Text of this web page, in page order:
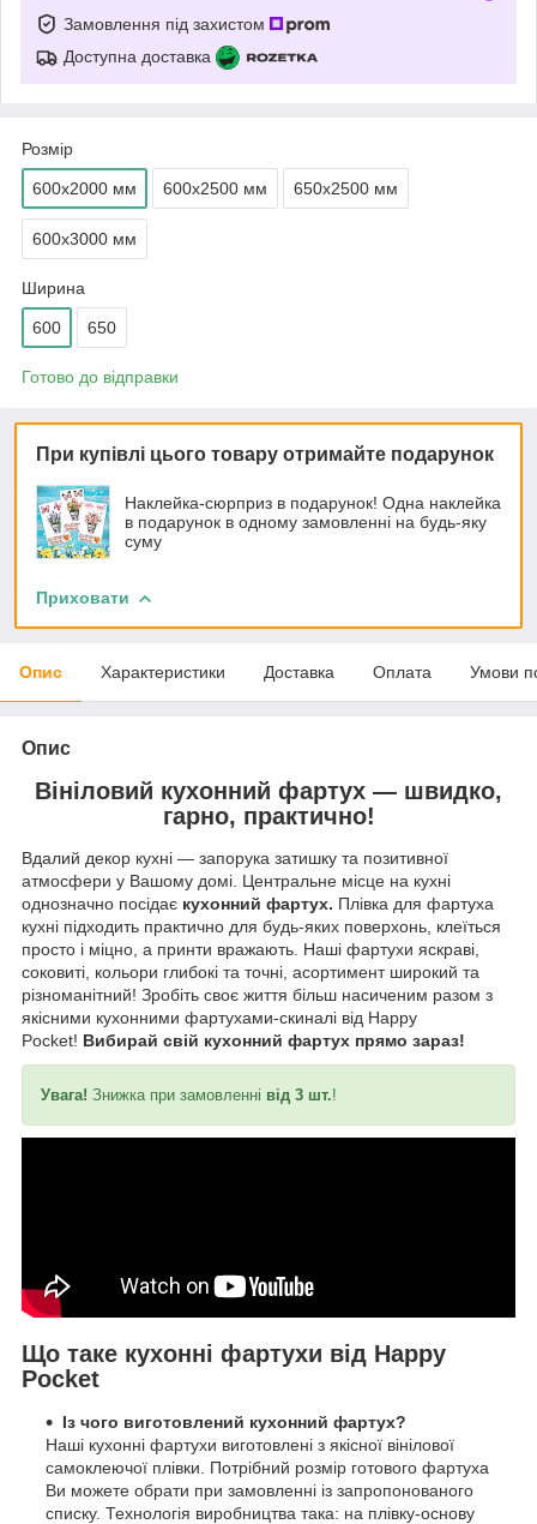
Замовлення під захистом
Доступна доставка
Розмір
600х2000 мм 600х2500 мм 650х2500 мм
600х3000 мм
Ширина
600 650
Готово до відправки
При купівлі цього товару отримайте подарунок
Наклейка-сюрприз в подарунок! Одна наклейка
в подарунок в одному замовленні на будь-яку
суму
Приховати
Опис Характеристики Доставка Оплата Умови
Опис
Вініловий кухонний фартух — швидко,
гарно, практично!
Вдалий декор кухні — запорука затишку та позитивної
атмосфери у Вашому домі. Центральне місце на кухні
однозначно посідає кухонний фартух. Плівка для фартуха
кухні підходить практично для будь-яких поверхонь, клеїться
просто і міцно, а принти вражають. Наші фартухи яскраві,
соковиті, кольори глибокі та точні, асортимент широкий та
різноманітний! Зробіть своє життя більш насиченим разом з
якісними кухонними фартухами-скиналі від Happy
Pocket! Вибирай свій кухонний фартух прямо зараз!
Увага! Знижка при замовленні від 3 шт.!
Що таке кухонні фартухи від Happy
Pocket
Із чого виготовлений кухонний фартух?
Наші кухонні фартухи виготовлені з якісної вінілової
самоклеючої плівки. Потрібний розмір готового фартуха
Ви можете обрати при замовленні із запропонованого
списку. Технологія виробництва така: на плівку-основу